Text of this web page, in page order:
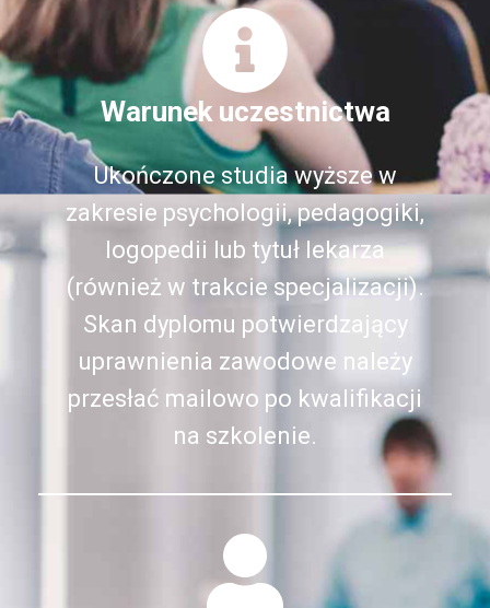
Warunek uczestnictwa
Ukończone studia wyższe w
zakresie psychologii, pedagogiki,
logopedii lub tytuł lekarza
(również w trakcie specjalizacji).
Skan dyplomu potwierdzający
uprawnienia zawodowe należy
przesłać mailowo po kwalifikacji
na szkolenie.